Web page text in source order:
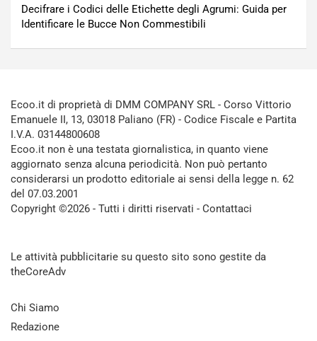
Decifrare i Codici delle Etichette degli Agrumi: Guida per
Identificare le Bucce Non Commestibili
Ecoo.it di proprietà di DMM COMPANY SRL - Corso Vittorio
Emanuele II, 13, 03018 Paliano (FR) - Codice Fiscale e Partita
I.V.A. 03144800608
Ecoo.it non è una testata giornalistica, in quanto viene
aggiornato senza alcuna periodicità. Non può pertanto
considerarsi un prodotto editoriale ai sensi della legge n. 62
del 07.03.2001
Copyright ©2026 - Tutti i diritti riservati - Contattaci
Le attività pubblicitarie su questo sito sono gestite da
theCoreAdv
Chi Siamo
Redazione